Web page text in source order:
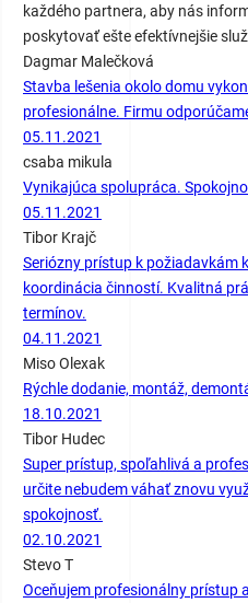
každého partnera, aby nás
poskytovať ešte efektívnejšie
Dagmar Malečková
Stavba lešenia okolo domu
profesionálne. Firmu
05.11.2021
csaba mikula
Vynikajúca spolupráca.
05.11.2021
Tibor Krajč
Seriózny prístup k požiadavkám
koordinácia činností. Kvalitná
termínov.
04.11.2021
Miso Olexak
Rýchle dodanie, montáž,
18.10.2021
Tibor Hudec
Super prístup, spoľahlivá a
určite nebudem váhať znovu
spokojnosť.
02.10.2021
Stevo T
Oceňujem profesionálny prístup